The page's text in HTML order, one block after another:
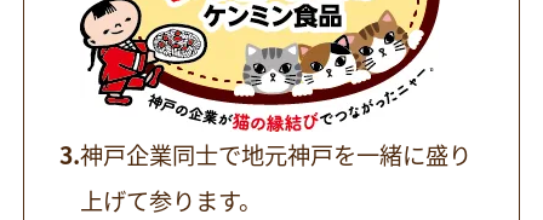
神戸企業同士で地元神戸を一緒に盛り
上げて参ります。